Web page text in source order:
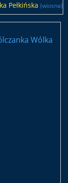
Pełkińska (wiosna)
Wólka